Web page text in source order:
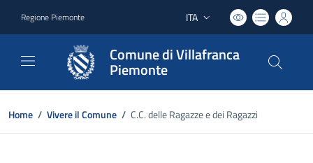
Regione Piemonte Lingua attiva:
ITA
Comune di Villafranca
Piemonte
Home / Vivere il Comune / C.C. delle Ragazze e dei Ragazzi